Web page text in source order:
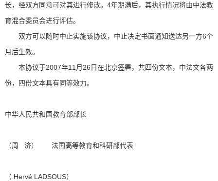
长，经双方同意可对其进行修改。4年期满后，其执行情况将由中法教
育混合委员会进行评估。
双方可以随时中止实施该协议，中止决定书面通知送达另一方6个
月后生效。
本协议于2007年11月26日在北京签署，共四份文本，中法文各两
份，四份文本具有同等效力。
中华人民共和国教育部部长
（周 济） 法国高等教育和科研部代表
（ Hervé LADSOUS）